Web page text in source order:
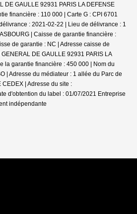
DE GAULLE 92931 PARIS LA DEFENSE
financière : 110 000 | Carte G : CPI 6701
: 2021-02-22 | Lieu de délivrance : 1
| Caisse de garantie financière :
de garantie : NC | Adresse caisse de
DE GAULLE 92931 PARIS LA
la garantie financière : 450 000 | Nom du
| Adresse du médiateur : 1 allée du Parc de
| Adresse du site :
d'obtention du label : 01/07/2021 Entreprise
indépendante